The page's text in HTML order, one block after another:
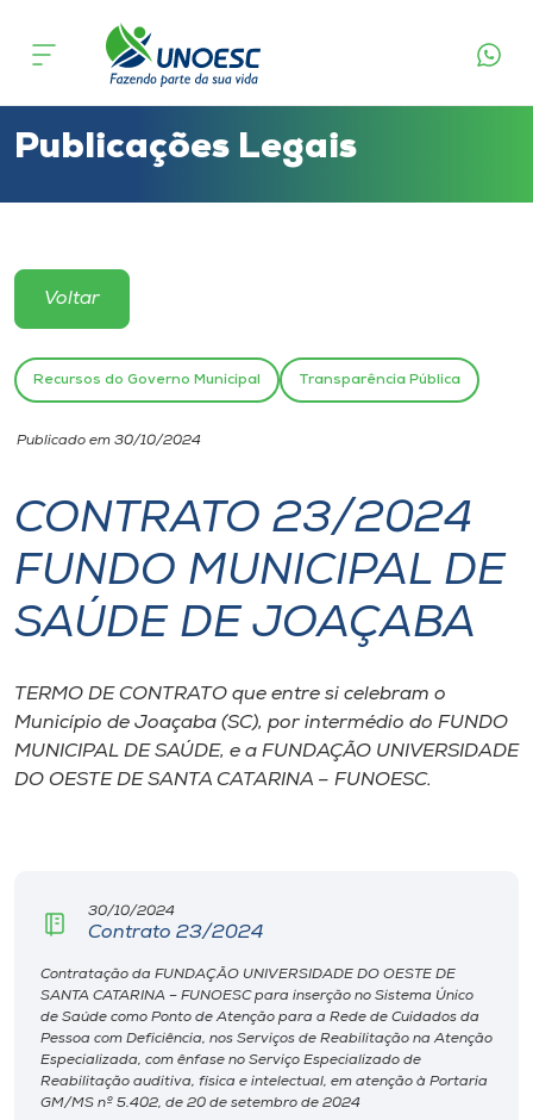
Cursos
Atendimento ao Estudante
Portal de Ensino
Unoesc
Internacionalização
I.nova
Cultura
Editora
Rádio
Museu
Publicações Legais
Voltar
Recursos do Governo Municipal Transparência Pública
Publicado em 30/10/2024
CONTRATO 23/2024
FUNDO MUNICIPAL DE
SAÚDE DE JOAÇABA
TERMO DE CONTRATO que entre si celebram o
Município de Joaçaba (SC), por intermédio do FUNDO
MUNICIPAL DE SAÚDE, e a FUNDAÇÃO UNIVERSIDADE
DO OESTE DE SANTA CATARINA – FUNOESC.
30/10/2024
Contrato 23/2024
Contratação da FUNDAÇÃO UNIVERSIDADE DO OESTE DE
SANTA CATARINA – FUNOESC para inserção no Sistema Único
de Saúde como Ponto de Atenção para a Rede de Cuidados da
Pessoa com Deficiência, nos Serviços de Reabilitação na Atenção
Especializada, com ênfase no Serviço Especializado de
Reabilitação auditiva, física e intelectual, em atenção à Portaria
GM/MS nº 5.402, de 20 de setembro de 2024